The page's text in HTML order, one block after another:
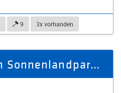
9 3x vorhanden
Winterzauber im Sonnenlandpark - Ausflug Winter 2025/2026 für 2 Pers.